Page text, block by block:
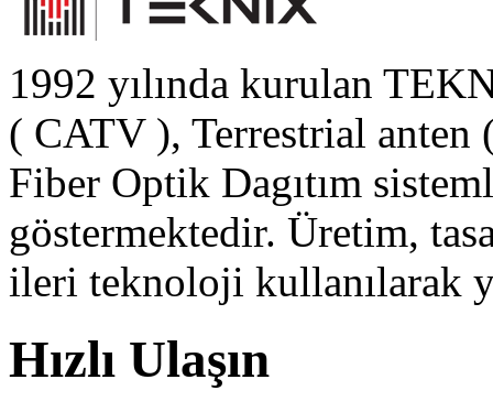
1992 yılında kurulan
( CATV ), Terrestrial
Fiber Optik Dagıtım
göstermektedir. Üretim,
ileri teknoloji kullanılarak
Hızlı Ulaşın